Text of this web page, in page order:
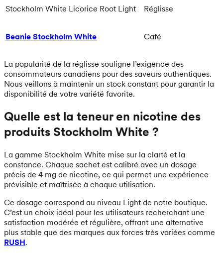
Stockholm White Licorice Root Light Réglisse
Beanie Stockholm White Café
La popularité de la réglisse souligne l’exigence des
consommateurs canadiens pour des saveurs authentiques.
Nous veillons à maintenir un stock constant pour garantir la
disponibilité de votre variété favorite.
Quelle est la teneur en nicotine des
produits Stockholm White ?
La gamme Stockholm White mise sur la clarté et la
constance. Chaque sachet est calibré avec un dosage
précis de 4 mg de nicotine, ce qui permet une expérience
prévisible et maîtrisée à chaque utilisation.
Ce dosage correspond au niveau Light de notre boutique.
C’est un choix idéal pour les utilisateurs recherchant une
satisfaction modérée et régulière, offrant une alternative
plus stable que des marques aux forces très variées comme
RUSH.